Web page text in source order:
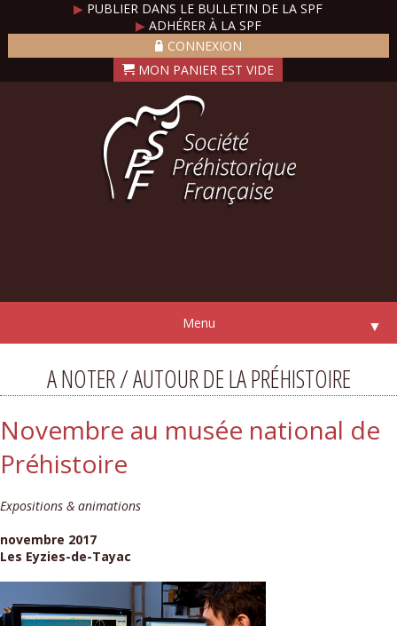
▶ PUBLIER DANS LE BULLETIN DE LA SPF
▶ADHÉRER À LA SPF
CONNEXION
Menu ▼
A NOTER / AUTOUR DE LA PRÉHISTOIRE
Novembre au musée national de
Préhistoire
Expositions & animations
novembre 2017
Les Eyzies-de-Tayac